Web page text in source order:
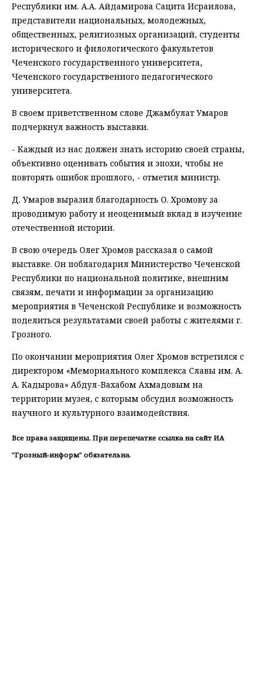
Республики им. А.А. Айдамирова Сацита Исраилова,
представители национальных, молодежных,
общественных, религиозных организаций, студенты
исторического и филологического факультетов
Чеченского государственного университета,
Чеченского государственного педагогического
университета.
В своем приветственном слове Джамбулат Умаров
подчеркнул важность выставки.
- Каждый из нас должен знать историю своей страны,
объективно оценивать события и эпохи, чтобы не
повторять ошибок прошлого, - отметил министр.
Д. Умаров выразил благодарность О. Хромову за
проводимую работу и неоценимый вклад в изучение
отечественной истории.
В свою очередь Олег Хромов рассказал о самой
выставке. Он поблагодарил Министерство Чеченской
Республики по национальной политике, внешним
связям, печати и информации за организацию
мероприятия в Чеченской Республике и возможность
поделиться результатами своей работы с жителями г.
Грозного.
По окончании мероприятия Олег Хромов встретился с
директором «Мемориального комплекса Славы им. А.
А. Кадырова» Абдул-Вахабом Ахмадовым на
территории музея, с которым обсудил возможность
научного и культурного взаимодействия.
Все права защищены. При перепечатке ссылка на сайт ИА
"Грозный-информ" обязательна.